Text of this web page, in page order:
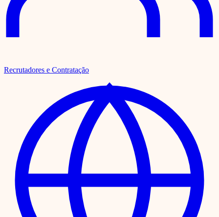
Recrutadores e Contratação